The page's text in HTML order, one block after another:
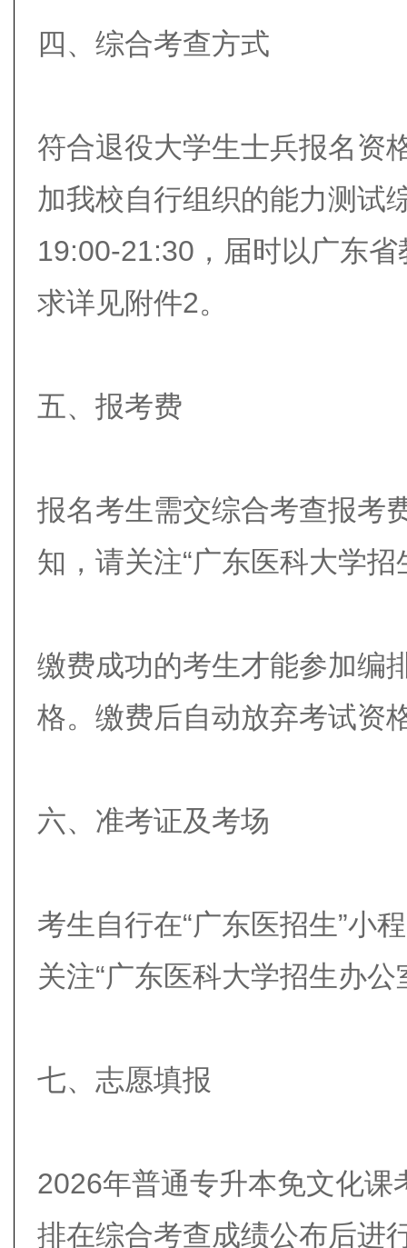
四、综合考查方式
符合退役大学生士兵报名资
加我校自行组织的能力测试
19:00-21:30，届时以广东
求详见附件2。
五、报考费
报名考生需交综合考查报考
知，请关注“广东医科大学
缴费成功的考生才能参加编
格。缴费后自动放弃考试资
六、准考证及考场
考生自行在“广东医招生”小
关注“广东医科大学招生办公
七、志愿填报
2026年普通专升本免文化
排在综合考查成绩公布后进